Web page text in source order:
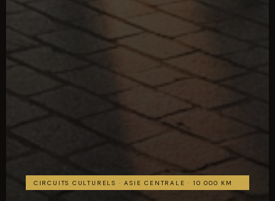
CIRCUITS CULTURELS · ASIE CENTRALE · 10 000 KM